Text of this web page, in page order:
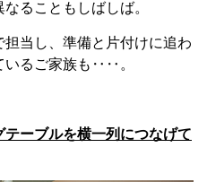
ることもしばしば。
当し、準備と片付けに追わ
いるご家族も‥‥。
テーブルを横一列につなげて